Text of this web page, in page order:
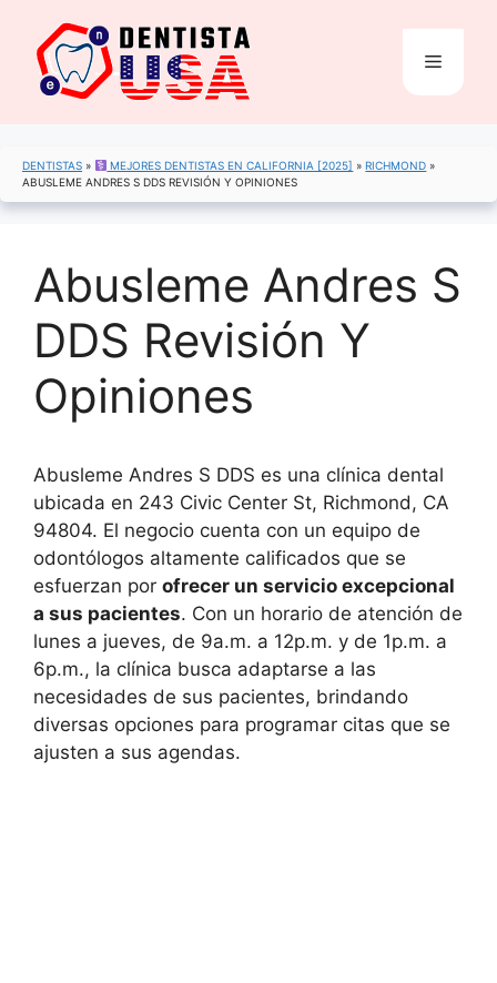
contenido
Menú
DENTISTAS » MEJORES DENTISTAS EN CALIFORNIA [2025] »RICHMOND »
ABUSLEME ANDRES S DDS REVISIÓN Y OPINIONES
Abusleme Andres S
DDS Revisión Y
Opiniones
Abusleme Andres S DDS es una clínica dental
ubicada en 243 Civic Center St, Richmond, CA
94804. El negocio cuenta con un equipo de
odontólogos altamente calificados que se
esfuerzan por ofrecer un servicio excepcional
a sus pacientes. Con un horario de atención de
lunes a jueves, de 9a.m. a 12p.m. y de 1p.m. a
6p.m., la clínica busca adaptarse a las
necesidades de sus pacientes, brindando
diversas opciones para programar citas que se
ajusten a sus agendas.